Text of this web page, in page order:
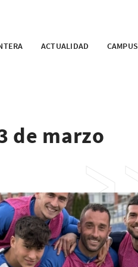
ACTUALIDAD CAMPUS
de marzo